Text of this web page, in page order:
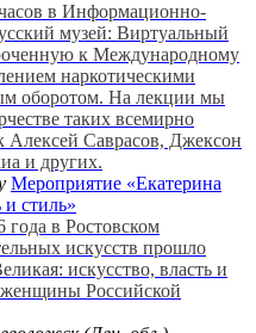
в Информационно-
музей: Виртуальный
к Международному
наркотическими
оборотом. На лекции мы
таких всемирно
Алексей Саврасов, Джексон
и других.
Мероприятие «Екатерина
и стиль»
года в Ростовском
искусств прошло
искусство, власть и
Российской